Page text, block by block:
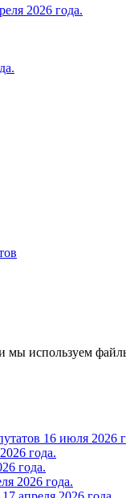
2026 года.
мы используем
16 июля 2026
года.
года.
2026 года.